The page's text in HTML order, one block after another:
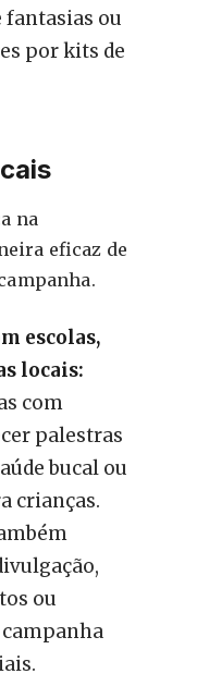
fantasias ou
por kits de
na
eficaz de
escolas,
locais:
com
palestras
bucal ou
crianças.
ou